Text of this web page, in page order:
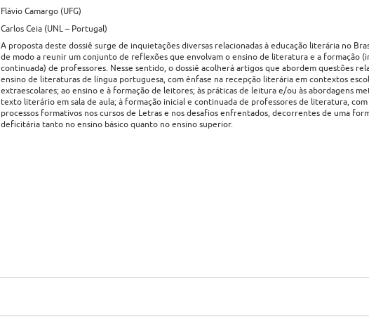
Flávio Camargo (UFG)
Carlos Ceia (UNL – Portugal)
A proposta deste dossiê surge de inquietações diversas relacionadas à educação literária no
de modo a reunir um conjunto de reflexões que envolvam o ensino de literatura e a formação
continuada) de professores. Nesse sentido, o dossiê acolherá artigos que abordem questões
ensino de literaturas de língua portuguesa, com ênfase na recepção literária em contextos
extraescolares; ao ensino e à formação de leitores; às práticas de leitura e/ou às abordagens
texto literário em sala de aula; à formação inicial e continuada de professores de literatura,
processos formativos nos cursos de Letras e nos desafios enfrentados, decorrentes de uma
deficitária tanto no ensino básico quanto no ensino superior.